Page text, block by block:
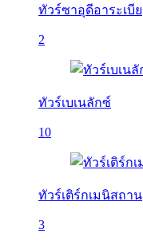
ทัวร์ซาอุดีอาระเบีย
2
ทัวร์เบเนลักซ์
10
ทัวร์เติร์กเมนิสถาน
3